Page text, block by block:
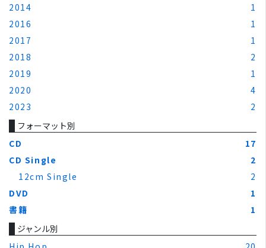
2014
1
2016
1
2017
1
2018
2
2019
1
2020
4
2023
2
フォーマット別
CD
17
CD Single
2
12cm Single
2
DVD
1
書籍
1
ジャンル別